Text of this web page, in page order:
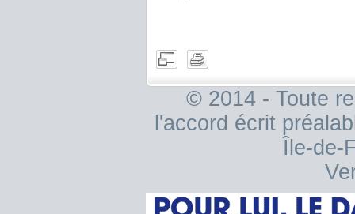
© 2014 - Toute
l'accord écrit
Île-de-